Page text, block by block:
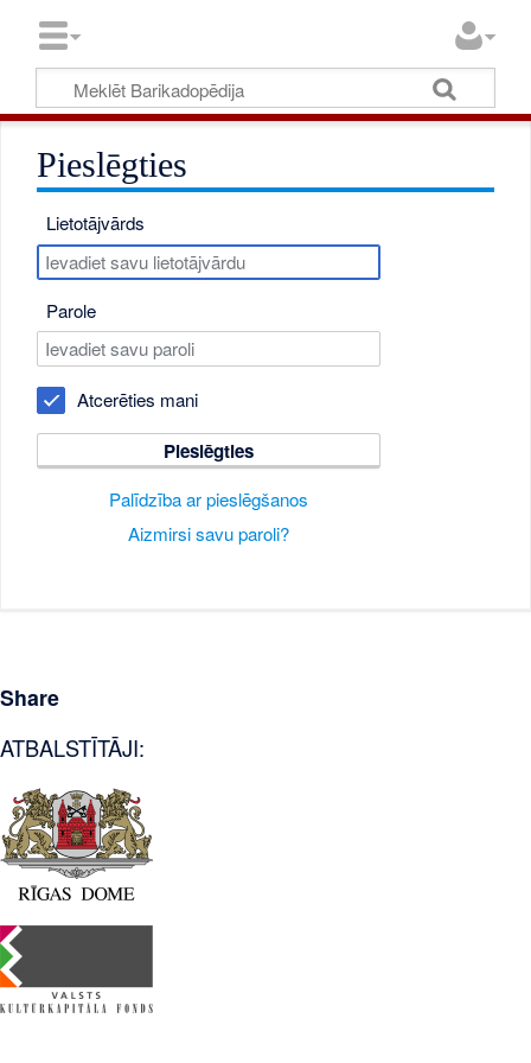
Pieslēgties
Lietotājvārds
Parole
Atcerēties mani
Pieslēgties
Palīdzība ar pieslēgšanos
Aizmirsi savu paroli?
Share
ATBALSTĪTĀJI: